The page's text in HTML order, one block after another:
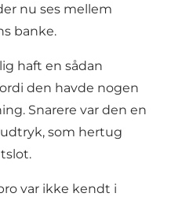
nu ses mellem
banke.
haft en sådan
den havde nogen
Snarere var den en
som hertug
var ikke kendt i